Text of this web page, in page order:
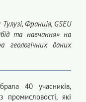
Франція, GSEU
та навчання» на
геологічних даних
40 учасників,
промисловості, які